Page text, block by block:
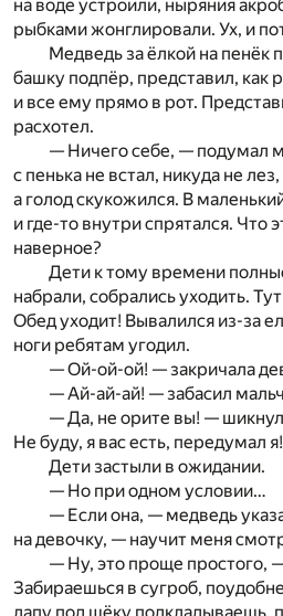
на воде устроили, ныряния
рыбками жонглировали. Ух, и
Медведь за ёлкой на пенёк
башку подпёр, представил, как
и все ему прямо в рот.
расхотел.
— Ничего себе, — подумал
с пенька не встал, никуда не
а голод скукожился. В
и где-то внутри спрятался. Что
наверное?
Дети к тому времени
набрали, собрались уходить.
Обед уходит! Вывалился из-за
ноги ребятам угодил.
— Ой-ой-ой! — закричала
— Ай-ай-ай! — забасил
— Да, не орите вы! —
Не буду, я вас есть, передумал я!
Дети застыли в ожидании.
— Но при одном условии…
— Если она, — медведь
на девочку, — научит меня
— Ну, это проще простого,
Забираешься в сугроб,